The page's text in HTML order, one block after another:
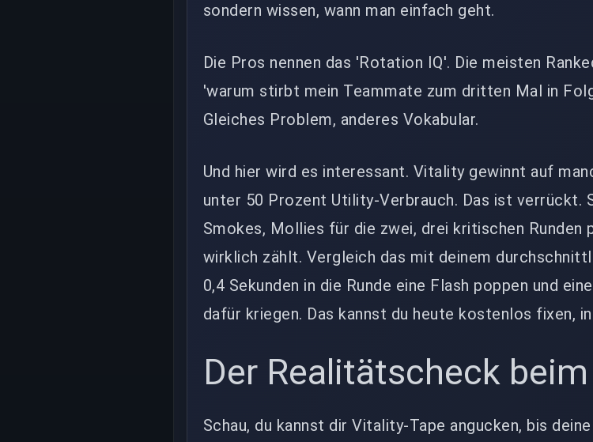
sondern wissen, wann man einfach geht.
Die Pros nennen das 'Rotation IQ'. Die meisten
'warum stirbt mein Teammate zum dritten Mal in
Gleiches Problem, anderes Vokabular.
Und hier wird es interessant. Vitality gewinnt auf
unter 50 Prozent Utility-Verbrauch. Das ist verrückt.
Smokes, Mollies für die zwei, drei kritischen Runden
wirklich zählt. Vergleich das mit deinem
0,4 Sekunden in die Runde eine Flash poppen und
dafür kriegen. Das kannst du heute kostenlos fixen,
Der Realitätscheck
Schau, du kannst dir Vitality-Tape angucken, bis